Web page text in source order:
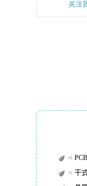
关注
<
< 干